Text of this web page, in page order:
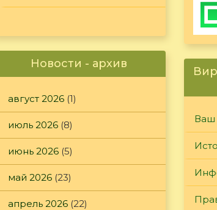
Новости - архив
август 2026 (1)
июль 2026 (8)
июнь 2026 (5)
май 2026 (23)
апрель 2026 (22)
Ваш